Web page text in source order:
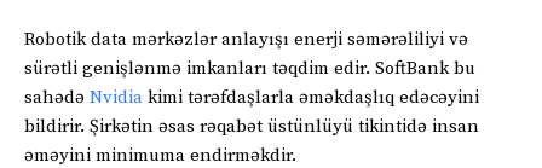
Robotik data mərkəzlər anlayışı enerji səmərəliliyi və
sürətli genişlənmə imkanları təqdim edir. SoftBank bu
sahədə Nvidia kimi tərəfdaşlarla əməkdaşlıq edəcəyini
bildirir. Şirkətin əsas rəqabət üstünlüyü tikintidə insan
əməyini minimuma endirməkdir.